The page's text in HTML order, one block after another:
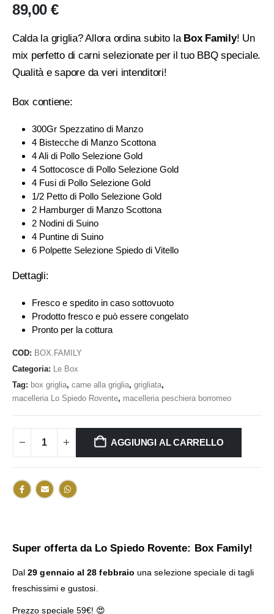
89,00€
Calda la griglia? Allora ordina subito la Box Family! Un
mix perfetto di carni selezionate per il tuo BBQ speciale.
Qualità e sapore da veri intenditori!
Box contiene:
300Gr Spezzatino di Manzo
4 Bistecche di Manzo Scottona
4 Ali di Pollo Selezione Gold
4 Sottocosce di Pollo Selezione Gold
4 Fusi di Pollo Selezione Gold
1/2 Petto di Pollo Selezione Gold
2 Hamburger di Manzo Scottona
2 Nodini di Suino
4 Puntine di Suino
6 Polpette Selezione Spiedo di Vitello
Dettagli:
Fresco e spedito in caso sottovuoto
Prodotto fresco e può essere congelato
Pronto per la cottura
COD: BOX.FAMILY
Categoria: Le Box
Tag: box griglia, carne alla griglia, grigliata,
macelleria Lo Spiedo Rovente, macelleria peschiera borromeo
AGGIUNGI AL CARRELLO
Super offerta da Lo Spiedo Rovente: Box Family!
Dal29 gennaio al 28 febbraio una selezione speciale di tagli
freschissimi e gustosi.
Prezzo speciale 59€! 😍